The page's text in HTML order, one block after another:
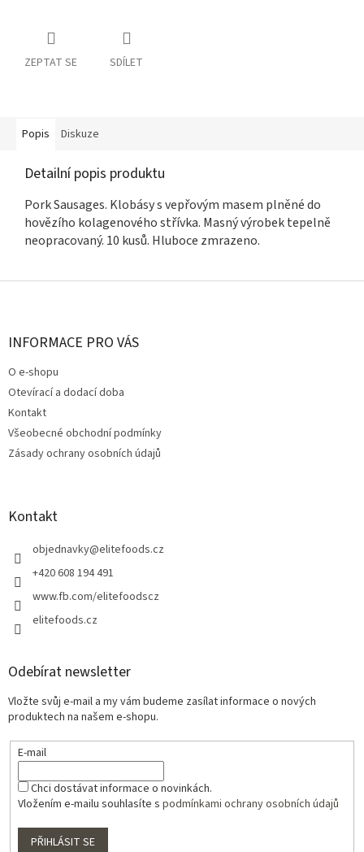
ZEPTAT SE SDÍLET
Popis Diskuze
Detailní popis produktu
Pork Sausages. Klobásy s vepřovým masem plněné do
hovězího kolagenového střívka. Masný výrobek tepelně
neopracovaný. 10 kusů. Hluboce zmrazeno.
Z
INFORMACE PRO VÁS
O e-shopu
Otevírací a dodací doba
Kontakt
Všeobecné obchodní podmínky
Zásady ochrany osobních údajů
Kontakt
objednavky@elitefoods.cz
+420 608 194 491
www.fb.com/elitefoodscz
elitefoods.cz
Odebírat newsletter
Vložte svůj e-mail a my vám budeme zasílat informace o nových
produktech na našem e-shopu.
E-mail
Chci dostávat informace o novinkách.
Vložením e-mailu souhlasíte s podmínkami ochrany osobních údajů
PŘIHLÁSIT SE